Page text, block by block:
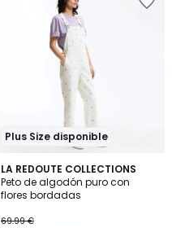
Plus Size disponible
LA REDOUTE COLLECTIONS
Peto de algodón puro con
flores bordadas
69.99 €